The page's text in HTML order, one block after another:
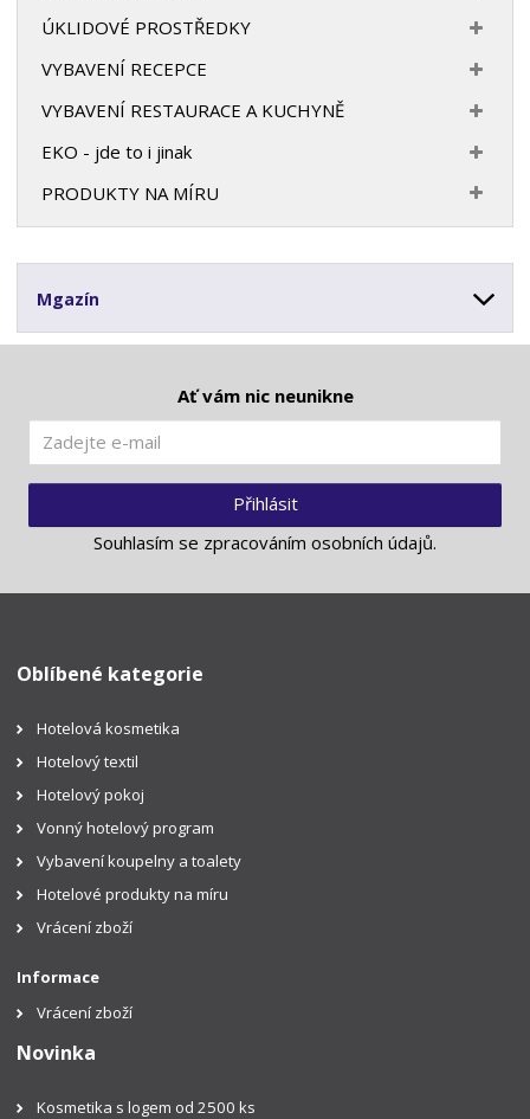
ÚKLIDOVÉ PROSTŘEDKY
VYBAVENÍ RECEPCE
VYBAVENÍ RESTAURACE A KUCHYNĚ
EKO - jde to i jinak
PRODUKTY NA MÍRU
Mgazín
Ať vám nic neunikne
Přihlásit
Souhlasím se zpracováním osobních údajů.
Oblíbené kategorie
Hotelová kosmetika
Hotelový textil
Hotelový pokoj
Vonný hotelový program
Vybavení koupelny a toalety
Hotelové produkty na míru
Vrácení zboží
Informace
Vrácení zboží
Novinka
Kosmetika s logem od 2500 ks